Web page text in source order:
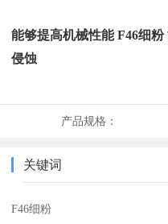
能够提高机械性能 F46细
侵蚀
产品规格：
关键词
F46细粉